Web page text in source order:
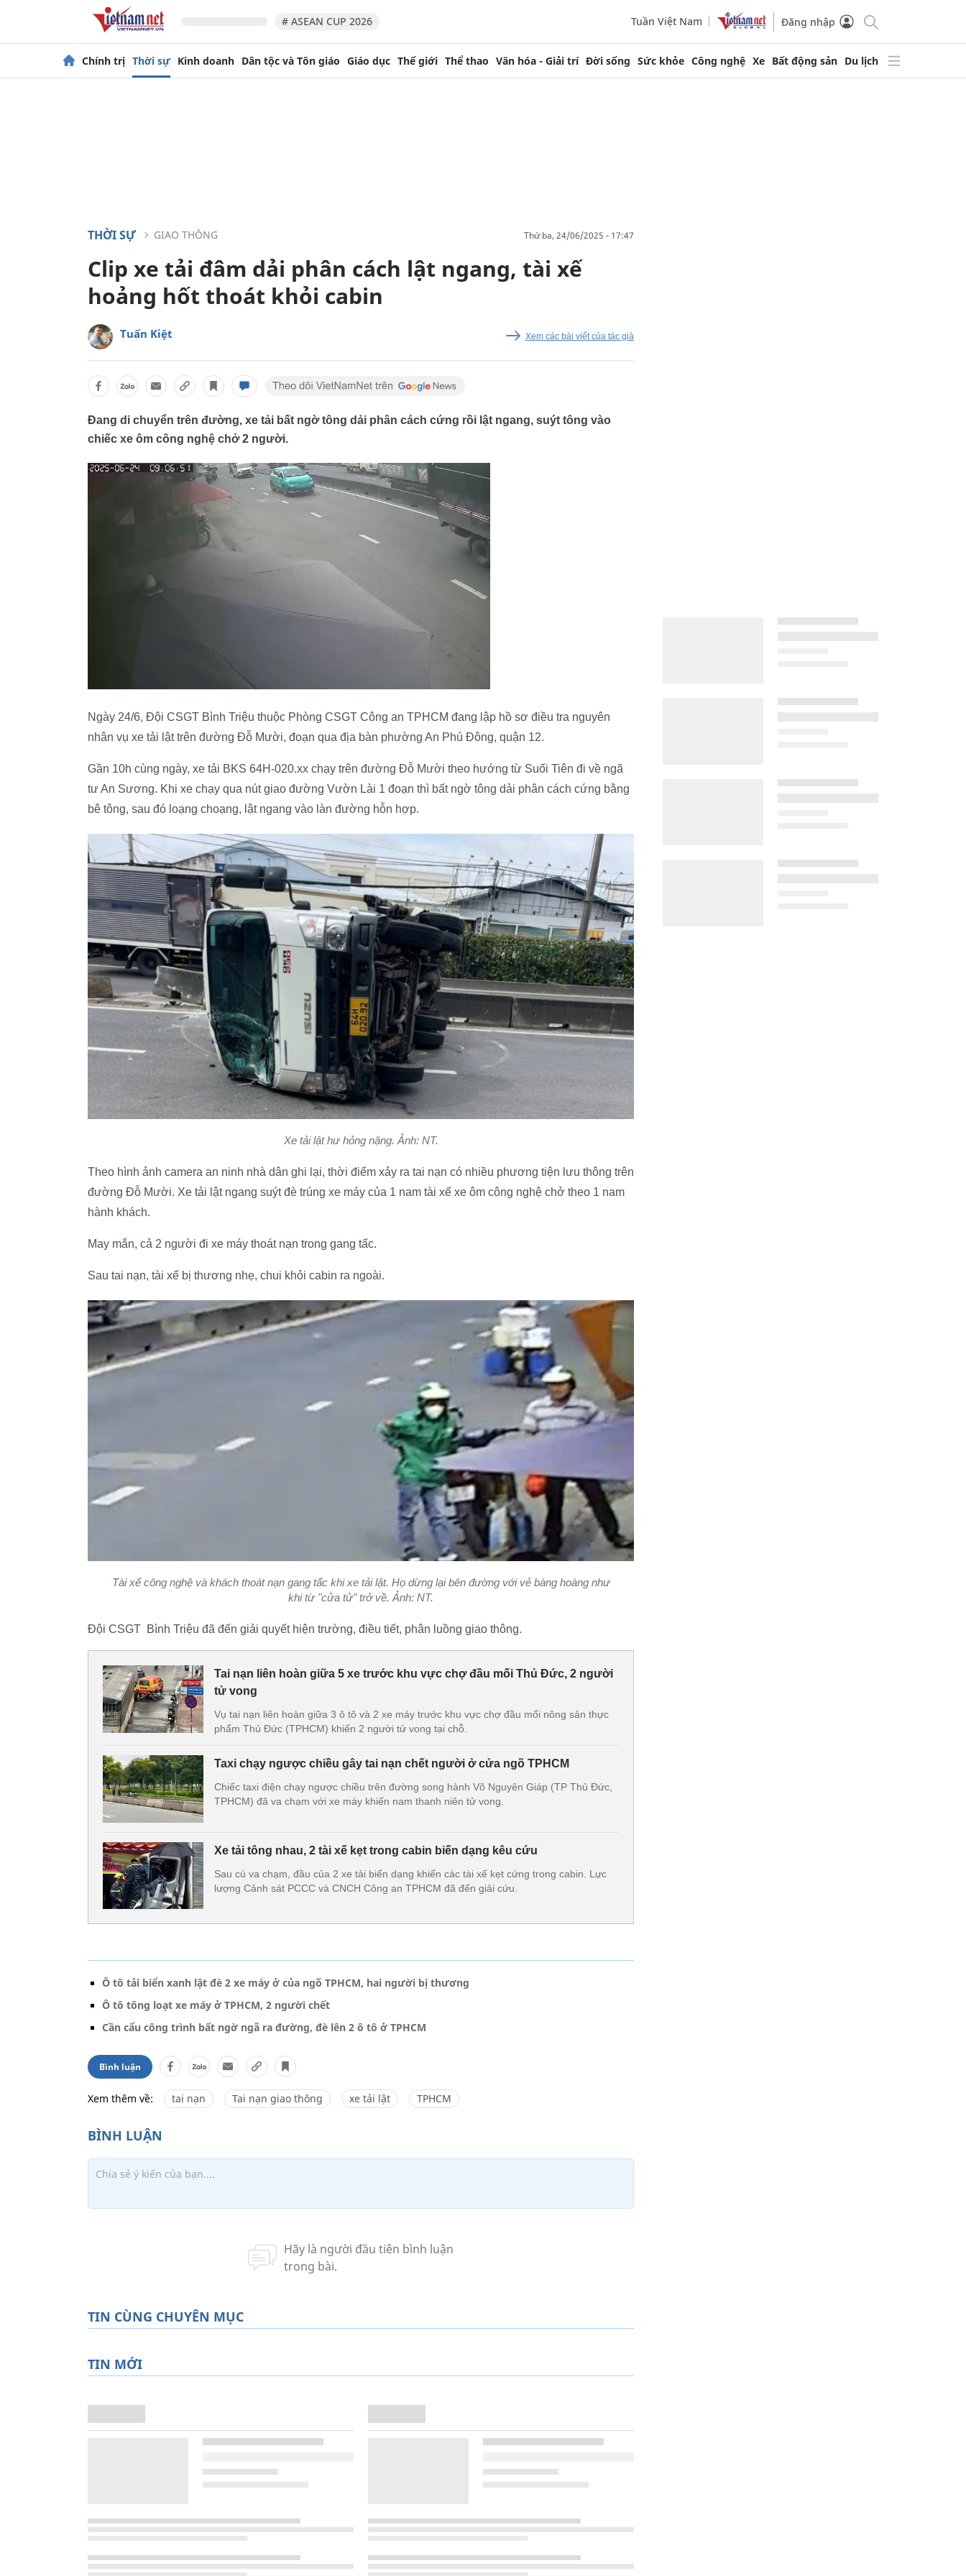
# ASEAN CUP 2026 Tuần Việt Nam Đăng nhập
Chính trị Thời sự Kinh doanh Dân tộc và Tôn giáo Giáo dục Thế giới Thể thao Văn hóa - Giải trí Đời sống Sức khỏe Công nghệ Xe Bất động sản Du lịch
THỜI SỰ GIAO THÔNG thứ ba, 24/06/2025 - 17:47
Clip xe tải đâm dải phân cách lật ngang, tài xế
hoảng hốt thoát khỏi cabin
Tuấn Kiệt Xem các bài viết của tác giả
Đang di chuyển trên đường, xe tải bất ngờ tông dải phân cách cứng rồi lật ngang, suýt tông vào
chiếc xe ôm công nghệ chở 2 người.
Ngày 24/6, Đội CSGT Bình Triệu thuộc Phòng CSGT Công an TPHCM đang lập hồ sơ điều tra nguyên
nhân vụ xe tải lật trên đường Đỗ Mười, đoạn qua địa bàn phường An Phú Đông, quận 12.
Gần 10h cùng ngày, xe tải BKS 64H-020.xx chạy trên đường Đỗ Mười theo hướng từ Suối Tiên đi về ngã
tư An Sương. Khi xe chạy qua nút giao đường Vườn Lài 1 đoạn thì bất ngờ tông dải phân cách cứng bằng
bê tông, sau đó loạng choạng, lật ngang vào làn đường hỗn hợp.
Xe tải lật hư hỏng nặng. Ảnh: NT.
Theo hình ảnh camera an ninh nhà dân ghi lại, thời điểm xảy ra tai nạn có nhiều phương tiện lưu thông trên
đường Đỗ Mười. Xe tải lật ngang suýt đè trúng xe máy của 1 nam tài xế xe ôm công nghệ chở theo 1 nam
hành khách.
May mắn, cả 2 người đi xe máy thoát nạn trong gang tấc.
Sau tai nạn, tài xế bị thương nhẹ, chui khỏi cabin ra ngoài.
Tài xế công nghệ và khách thoát nạn gang tấc khi xe tải lật. Họ dừng lại bên đường với vẻ bàng hoàng như
khi từ "cửa tử" trở về. Ảnh: NT.
Đội CSGT Bình Triệu đã đến giải quyết hiện trường, điều tiết, phân luồng giao thông.
Tai nạn liên hoàn giữa 5 xe trước khu vực chợ đầu mối Thủ Đức, 2 người
tử vong
Vụ tai nạn liên hoàn giữa 3 ô tô và 2 xe máy trước khu vực chợ đầu mối nông sản thực
phẩm Thủ Đức (TPHCM) khiến 2 người tử vong tại chỗ.
Taxi chạy ngược chiều gây tai nạn chết người ở cửa ngõ TPHCM
Chiếc taxi điện chạy ngược chiều trên đường song hành Võ Nguyên Giáp (TP Thủ Đức,
TPHCM) đã va chạm với xe máy khiến nam thanh niên tử vong.
Xe tải tông nhau, 2 tài xế kẹt trong cabin biến dạng kêu cứu
Sau cú va chạm, đầu của 2 xe tải biến dạng khiến các tài xế kẹt cứng trong cabin. Lực
lượng Cảnh sát PCCC và CNCH Công an TPHCM đã đến giải cứu.
Ô tô tải biển xanh lật đè 2 xe máy ở của ngõ TPHCM, hai người bị thương
Ô tô tông loạt xe máy ở TPHCM, 2 người chết
Cần cẩu công trình bất ngờ ngã ra đường, đè lên 2 ô tô ở TPHCM
Bình luận
Xem thêm về: tai nạn Tai nạn giao thông xe tải lật TPHCM
TIN CÙNG CHUYÊN MỤC
TIN MỚI